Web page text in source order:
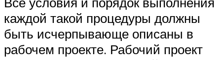
каждой такой процедуры должны
быть исчерпывающе описаны в
рабочем проекте. Рабочий проект